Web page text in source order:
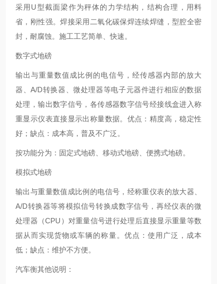
采用U型截面梁作为秤体的力学结构，结构合理，用料
省，刚性强。焊接采用二氧化碳保焊连续焊缝，型腔全密
封，耐腐蚀。施工工艺简单、快速。
数字式地磅
输出与重量数值成比例的电信号，经传感器内部的放大
器、A/D转换器、微处理器等电子元器件进行相应的数据
处理，输出数字信号，各传感器数字信号经接线盒进入称
重显示仪表直接显示出称量数据。优点：精度高，稳定性
好；缺点：成本高，普及不广泛。
按功能分为：固定式地磅、移动式地磅、便携式地磅。
模拟式地磅
输出与重量数值成比例的电信号，经称重仪表的放大器、
A/D转换器等将模拟信号转换成数字信号，再经仪表的微
处理器（CPU）对重量信号进行处理后直接显示重量等数
据从而实现货物或车辆的称量。优点：使用广泛，成本
低；缺点：维护不方便。
汽车衡其他说明：